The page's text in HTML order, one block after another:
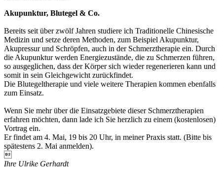
Akupunktur, Blutegel & Co.
Bereits seit über zwölf Jahren studiere ich Traditionelle Chinesische
Medizin und setze deren Methoden, zum Beispiel Akupunktur,
Akupressur und Schröpfen, auch in der Schmerztherapie ein. Durch
die Akupunktur werden Energiezustände, die zu Schmerzen führen,
so ausgeglichen, dass der Körper sich wieder regenerieren kann und
somit in sein Gleichgewicht zurückfindet.
Die Blutegeltherapie und viele weitere Therapien kommen ebenfalls
zum Einsatz.
Wenn Sie mehr über die Einsatzgebiete dieser Schmerztherapien
erfahren möchten, dann lade ich Sie herzlich zu einem (kos­ten­lo­sen)
Vortrag ein.
Er findet am 4. Mai, 19 bis 20 Uhr, in meiner Praxis statt. (Bitte bis
spätestens 2. Mai anmelden).

Ihre Ulrike Gerhardt